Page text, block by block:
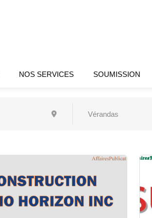
NOS SERVICES SOUMISSION
Vérandas